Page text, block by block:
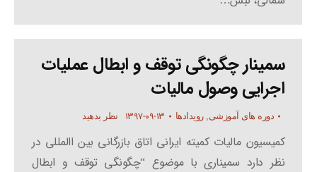
سمینار چگونگی توقف و ابطال عملیات
اجرایی وصول مالیات
دوره های آموزشی,رویدادها ۱۳۹۷-۰۹-۱۳ نظر بدهید
کمیسیون مالیات کمیته ایرانی اتاق بازرگانی بین االمللی در
نظر دارد سمیناری با موضوع “چگونگی توقف و ابطال